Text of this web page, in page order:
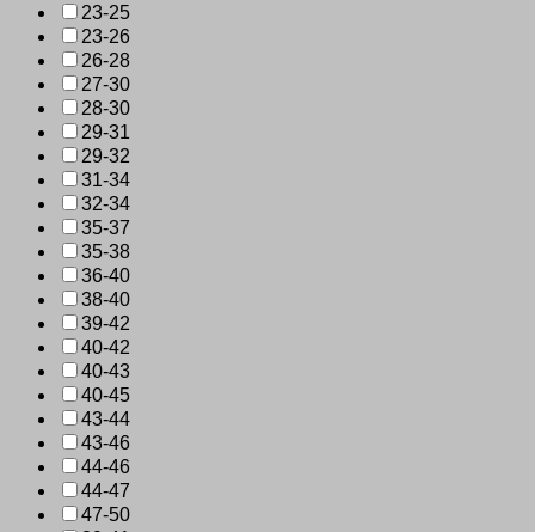
23-25
23-26
26-28
27-30
28-30
29-31
29-32
31-34
32-34
35-37
35-38
36-40
38-40
39-42
40-42
40-43
40-45
43-44
43-46
44-46
44-47
47-50